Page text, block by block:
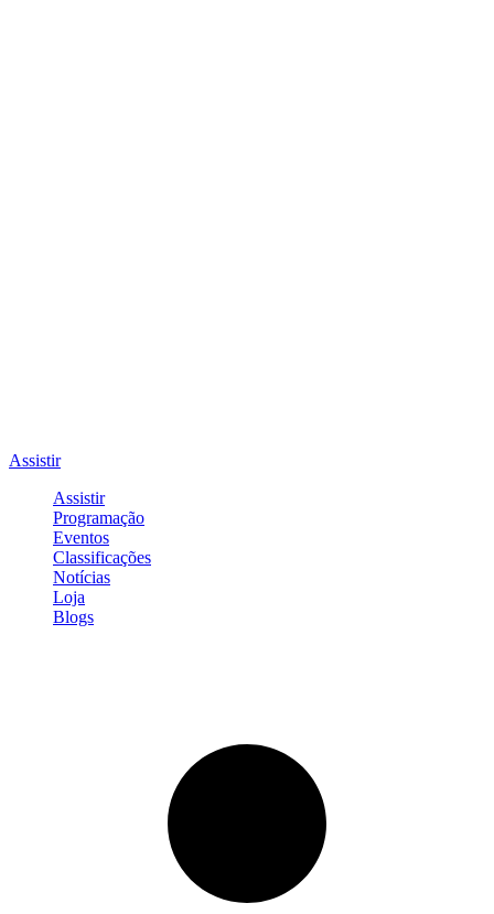
Assistir
Assistir
Programação
Eventos
Classificações
Notícias
Loja
Blogs